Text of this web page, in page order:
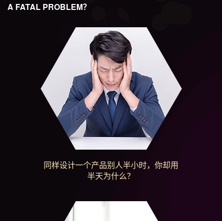
A FATAL PROBLEM？
同样设计一个产品别人半小时，你却用
半天为什么？